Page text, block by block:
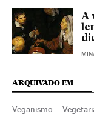
A
ARQUIVADO EM
Veganismo